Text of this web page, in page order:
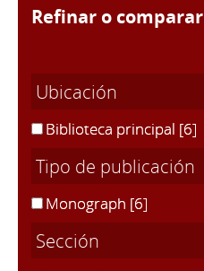
refinar o comparar
Ubicación
Biblioteca principal [6]
Tipo de publicación
Monograph [6]
Sección